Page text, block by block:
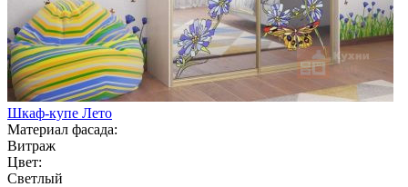
Шкаф-купе Лето
Материал фасада:
Витраж
Цвет:
Светлый